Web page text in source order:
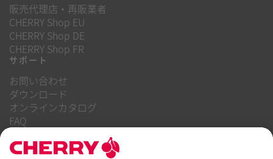
販売代理店・再販業者
CHERRY Shop EU
CHERRY Shop DE
CHERRY Shop FR
サポート
お問い合わせ
ダウンロード
オンラインカタログ
FAQ
当社について
キャリア